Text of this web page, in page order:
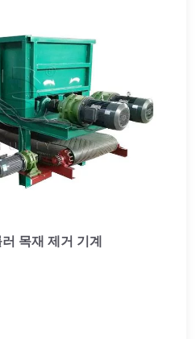
목재 제거 기계